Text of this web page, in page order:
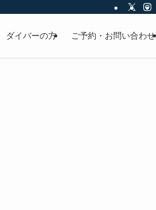
ダイバーの方 ご予約・お問い合わせ